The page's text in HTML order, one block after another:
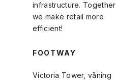
infrastructure. Together
we make retail more
efficient!
FOOTWAY
Victoria Tower, våning